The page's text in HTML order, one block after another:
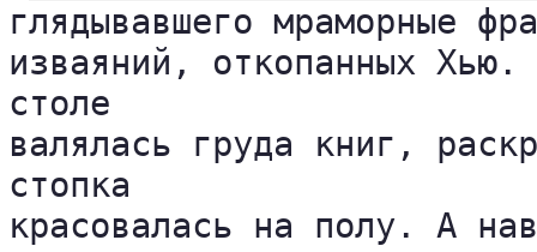
глядывавшего мраморные
изваяний, откопанных
столе
валялась груда книг,
стопка
красовалась на полу. А